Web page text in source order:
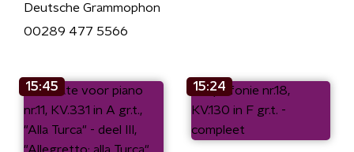
Deutsche Grammophon
00289 477 5566
15:45 15:24